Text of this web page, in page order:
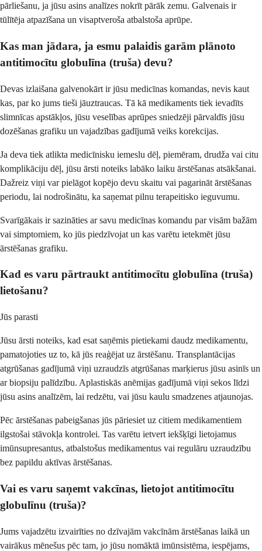
pārliešanu, ja jūsu asins analīzes nokrīt pārāk zemu. Galvenais ir
tūlītēja atpazīšana un visaptveroša atbalstoša aprūpe.
Kas man jādara, ja esmu palaidis garām plānoto
antitimocītu globulīna (truša) devu?
Devas izlaišana galvenokārt ir jūsu medicīnas komandas, nevis kaut
kas, par ko jums tieši jāuztraucas. Tā kā medikaments tiek ievadīts
slimnīcas apstākļos, jūsu veselības aprūpes sniedzēji pārvaldīs jūsu
dozēšanas grafiku un vajadzības gadījumā veiks korekcijas.
Ja deva tiek atlikta medicīnisku iemeslu dēļ, piemēram, drudža vai citu
komplikāciju dēļ, jūsu ārsti noteiks labāko laiku ārstēšanas atsākšanai.
Dažreiz viņi var pielāgot kopējo devu skaitu vai pagarināt ārstēšanas
periodu, lai nodrošinātu, ka saņemat pilnu terapeitisko ieguvumu.
Svarīgākais ir sazināties ar savu medicīnas komandu par visām bažām
vai simptomiem, ko jūs piedzīvojat un kas varētu ietekmēt jūsu
ārstēšanas grafiku.
Kad es varu pārtraukt antitimocītu globulīna (truša)
lietošanu?
Jūs parasti
Jūsu ārsti noteiks, kad esat saņēmis pietiekami daudz medikamentu,
pamatojoties uz to, kā jūs reaģējat uz ārstēšanu. Transplantācijas
atgrūšanas gadījumā viņi uzraudzīs atgrūšanas marķierus jūsu asinīs un
ar biopsiju palīdzību. Aplastiskās anēmijas gadījumā viņi sekos līdzi
jūsu asins analīzēm, lai redzētu, vai jūsu kaulu smadzenes atjaunojas.
Pēc ārstēšanas pabeigšanas jūs pāriesiet uz citiem medikamentiem
ilgstošai stāvokļa kontrolei. Tas varētu ietvert iekšķīgi lietojamus
imūnsupresantus, atbalstošus medikamentus vai regulāru uzraudzību
bez papildu aktīvas ārstēšanas.
Vai es varu saņemt vakcīnas, lietojot antitimocītu
globulīnu (truša)?
Jums vajadzētu izvairīties no dzīvajām vakcīnām ārstēšanas laikā un
vairākus mēnešus pēc tam, jo jūsu nomāktā imūnsistēma, iespējams,